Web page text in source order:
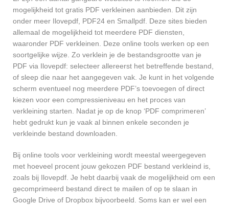
mogelijkheid tot gratis PDF verkleinen aanbieden. Dit zijn
onder meer Ilovepdf, PDF24 en Smallpdf. Deze sites bieden
allemaal de mogelijkheid tot meerdere PDF diensten,
waaronder PDF verkleinen. Deze online tools werken op een
soortgelijke wijze. Zo verklein je de bestandsgrootte van je
PDF via Ilovepdf: selecteer allereerst het betreffende bestand,
of sleep die naar het aangegeven vak. Je kunt in het volgende
scherm eventueel nog meerdere PDF’s toevoegen of direct
kiezen voor een compressieniveau en het proces van
verkleining starten. Nadat je op de knop ‘PDF comprimeren’
hebt gedrukt kun je vaak al binnen enkele seconden je
verkleinde bestand downloaden.
Bij online tools voor verkleining wordt meestal weergegeven
met hoeveel procent jouw gekozen PDF bestand verkleind is,
zoals bij Ilovepdf. Je hebt daarbij vaak de mogelijkheid om een
gecomprimeerd bestand direct te mailen of op te slaan in
Google Drive of Dropbox bijvoorbeeld. Soms kan er wel een